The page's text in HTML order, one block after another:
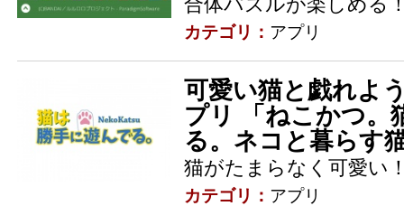
カテゴリ： アプリ
可愛い猫と戯れよ
プリ 「ねこかつ。
る。ネコと暮らす
猫がたまらなく可愛い
カテゴリ： アプリ